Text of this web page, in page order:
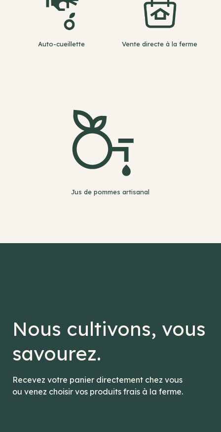
Auto-cueillette Vente directe à la ferme
Jus de pommes artisanal
Nous cultivons, vous
savourez.
Recevez votre panier directement chez vous
ou venez choisir vos produits frais à la ferme.